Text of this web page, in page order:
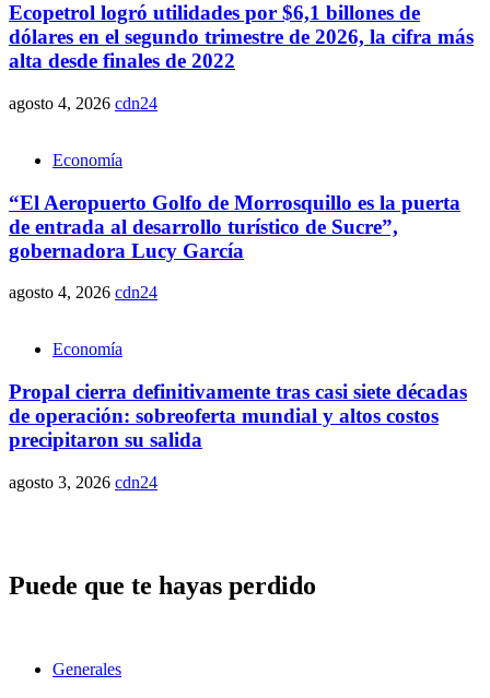
Ecopetrol logró utilidades por $6,1 billones de
dólares en el segundo trimestre de 2026, la cifra más
alta desde finales de 2022
agosto 4, 2026 cdn24
Economía
“El Aeropuerto Golfo de Morrosquillo es la puerta
de entrada al desarrollo turístico de Sucre”,
gobernadora Lucy García
agosto 4, 2026 cdn24
Economía
Propal cierra definitivamente tras casi siete décadas
de operación: sobreoferta mundial y altos costos
precipitaron su salida
agosto 3, 2026 cdn24
Puede que te hayas perdido
Generales